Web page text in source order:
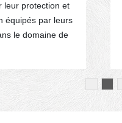
leur protection et
équipés par leurs
le domaine de